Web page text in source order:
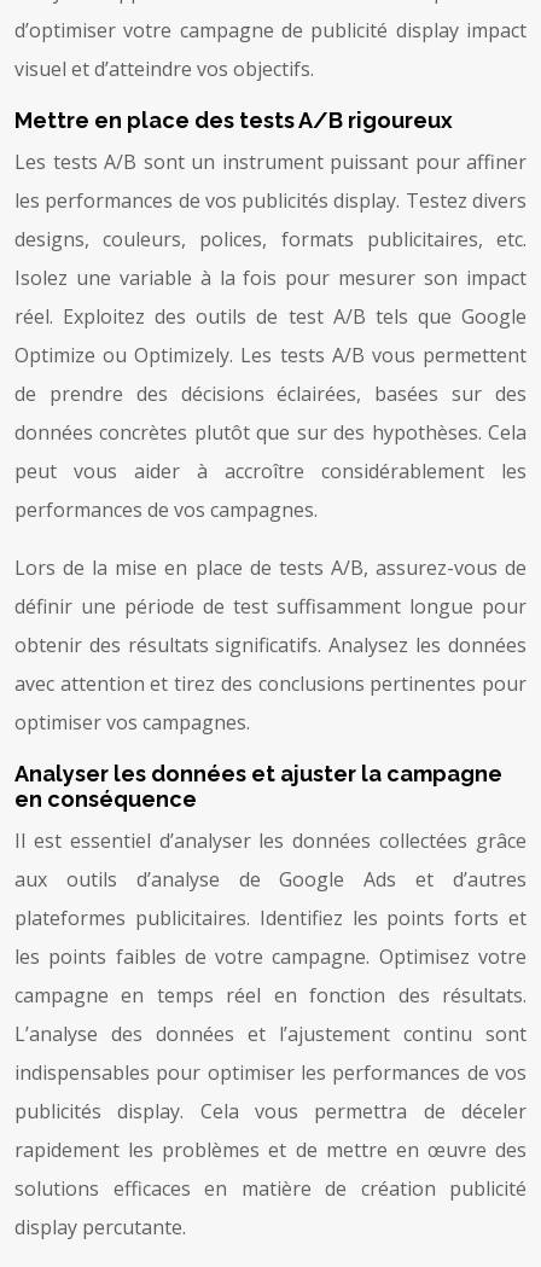
d’optimiser votre campagne de publicité display impact
visuel et d’atteindre vos objectifs.
Mettre en place des tests A/B rigoureux
Les tests A/B sont un instrument puissant pour affiner
les performances de vos publicités display. Testez divers
designs, couleurs, polices, formats publicitaires, etc.
Isolez une variable à la fois pour mesurer son impact
réel. Exploitez des outils de test A/B tels que Google
Optimize ou Optimizely. Les tests A/B vous permettent
de prendre des décisions éclairées, basées sur des
données concrètes plutôt que sur des hypothèses. Cela
peut vous aider à accroître considérablement les
performances de vos campagnes.
Lors de la mise en place de tests A/B, assurez-vous de
définir une période de test suffisamment longue pour
obtenir des résultats significatifs. Analysez les données
avec attention et tirez des conclusions pertinentes pour
optimiser vos campagnes.
Analyser les données et ajuster la campagne
en conséquence
Il est essentiel d’analyser les données collectées grâce
aux outils d’analyse de Google Ads et d’autres
plateformes publicitaires. Identifiez les points forts et
les points faibles de votre campagne. Optimisez votre
campagne en temps réel en fonction des résultats.
L’analyse des données et l’ajustement continu sont
indispensables pour optimiser les performances de vos
publicités display. Cela vous permettra de déceler
rapidement les problèmes et de mettre en œuvre des
solutions efficaces en matière de création publicité
display percutante.